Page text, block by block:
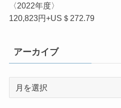
〈2022年度〉
120,823円+US＄272.79
アーカイブ